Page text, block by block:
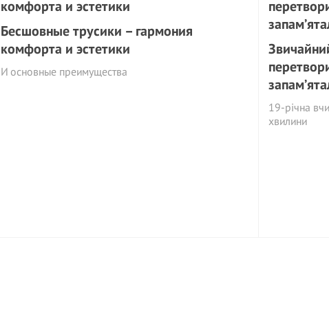
Бесшовные трусики – гармония
комфорта и эстетики
И основные преимущества
19-річна
хвилини